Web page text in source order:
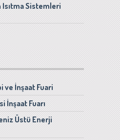
Isıtma Sistemleri
ve İnşaat Fuari
İnşaat Fuarı
Üstü Enerji